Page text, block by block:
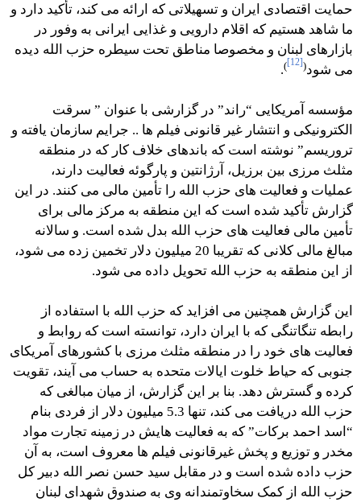
حمایت اقتصادی ایران و تسهیلاتی که ارائه می کند، تأکید دارد و
ما شاهد هستیم که اقلام دارویی و غذایی ایرانی به وفور در
بازارهای لبنان و مخصوصا مناطق تحت سیطره حزب الله دیده
می شود(
[12]
)
.
مؤسسه آمریکایی “راند” در گزارشی با عنوان ” سرقت
الکترونیکی و انتشار غیر قانونی فیلم ها .. جرایم سازمان یافته و
تروریسم” نوشته است که باندهای خلاف کار که در منطقه
مثلث مرزی بین برزیل، آرژانتین و پارگوئه فعالیت دارند،
عملیات و فعالیت های حزب الله را تأمین مالی می کنند. در این
گزارش تأکید شده است که این منطقه به مرکز مالی برای
تأمین مالی فعالیت های حزب الله بدل شده است. و سالانه
مبالغ مالی کلانی که تقریبا 20 میلیون دلار تخمین زده می شود،
از این منطقه به حزب الله تحویل داده می شود.
این گزارش همچنین می افزاید که حزب الله با استفاده از
رابطه تنگاتنگی که با ایران دارد، توانسته است که روابط و
فعالیت های خود را در منطقه مثلث مرزی با کشورهای آمریکای
جنوبی که حیاط خلوت ایالات متحده به حساب می آیند، تقویت
کرده و گسترش دهد. بنا بر این گزارش، از میان مبالغی که
حزب الله دریافت می کند، تنها 5.3 میلیون دلار از فردی بنام
“اسد احمد برکات” که به فعالیت هایش در زمینه تجارت مواد
مخدر و توزیع و پخش غیرقانونی فیلم ها معروف است، به آن
حزب داده شده است و در مقابل سید حسن نصر الله دبیر کل
حزب الله از کمک سخاوتمندانه وی به صندوق شهدای لبنان